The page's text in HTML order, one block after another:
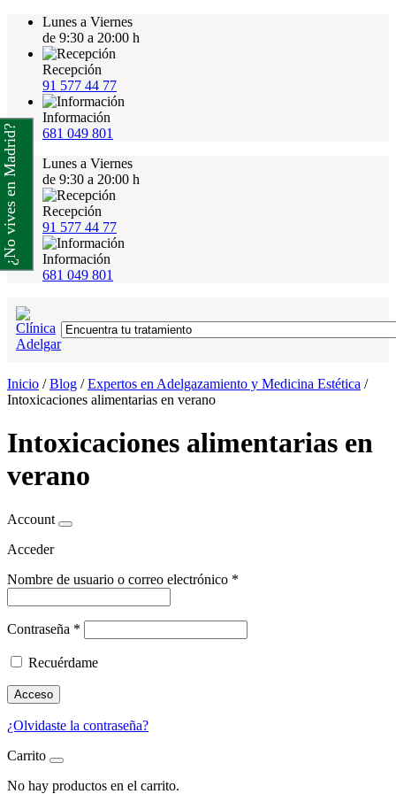
Lunes a Viernes
de 9:30 a 20:00 h
Recepción
91 577 44 77
Información
681 049 801
Lunes a Viernes
de 9:30 a 20:00 h
Recepción
91 577 44 77
Información
681 049 801
Inicio /Blog /Expertos en Adelgazamiento y Medicina Estética /
Intoxicaciones alimentarias en verano
Intoxicaciones alimentarias en
verano
Account
Acceder
Nombre de usuario o correo electrónico *
Contraseña *
Recuérdame
Acceso
¿Olvidaste la contraseña?
Carrito
No hay productos en el carrito.
¿No vives en Madrid?